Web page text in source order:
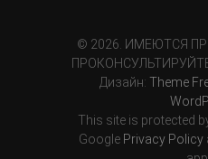
© 2026. ИМЕЮТСЯ
Дизайн: Theme
This site is protected
Google Privacy Policy